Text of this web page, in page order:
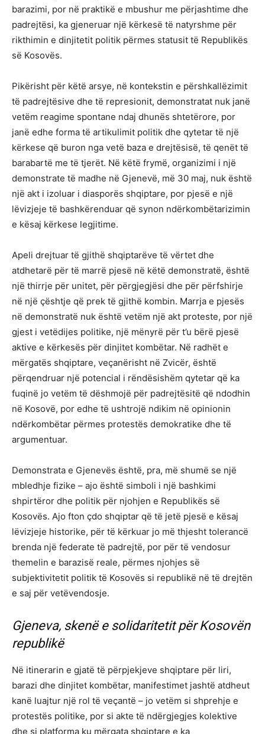
barazimi, por në praktikë e mbushur me përjashtime dhe
padrejtësi, ka gjeneruar një kërkesë të natyrshme për
rikthimin e dinjitetit politik përmes statusit të Republikës
së Kosovës.
Pikërisht për këtë arsye, në kontekstin e përshkallëzimit
të padrejtësive dhe të represionit, demonstratat nuk janë
vetëm reagime spontane ndaj dhunës shtetërore, por
janë edhe forma të artikulimit politik dhe qytetar të një
kërkese që buron nga vetë baza e drejtësisë, të qenët të
barabartë me të tjerët. Në këtë frymë, organizimi i një
demonstrate të madhe në Gjenevë, më 30 maj, nuk është
një akt i izoluar i diasporës shqiptare, por pjesë e një
lëvizjeje të bashkërenduar që synon ndërkombëtarizimin
e kësaj kërkese legjitime.
Apeli drejtuar të gjithë shqiptarëve të vërtet dhe
atdhetarë për të marrë pjesë në këtë demonstratë, është
një thirrje për unitet, për përgjegjësi dhe për përfshirje
në një çështje që prek të gjithë kombin. Marrja e pjesës
në demonstratë nuk është vetëm një akt proteste, por një
gjest i vetëdijes politike, një mënyrë për t’u bërë pjesë
aktive e kërkesës për dinjitet kombëtar. Në radhët e
mërgatës shqiptare, veçanërisht në Zvicër, është
përqendruar një potencial i rëndësishëm qytetar që ka
fuqinë jo vetëm të dëshmojë për padrejtësitë që ndodhin
në Kosovë, por edhe të ushtrojë ndikim në opinionin
ndërkombëtar përmes protestës demokratike dhe të
argumentuar.
Demonstrata e Gjenevës është, pra, më shumë se një
mbledhje fizike – ajo është simboli i një bashkimi
shpirtëror dhe politik për njohjen e Republikës së
Kosovës. Ajo fton çdo shqiptar që të jetë pjesë e kësaj
lëvizjeje historike, për të kërkuar jo më thjesht tolerancë
brenda një federate të padrejtë, por për të vendosur
themelin e barazisë reale, përmes njohjes së
subjektivitetit politik të Kosovës si republikë në të drejtën
e saj për vetëvendosje.
Gjeneva, skenë e solidaritetit për Kosovën
republikë
Në itinerarin e gjatë të përpjekjeve shqiptare për liri,
barazi dhe dinjitet kombëtar, manifestimet jashtë atdheut
kanë luajtur një rol të veçantë – jo vetëm si shprehje e
protestës politike, por si akte të ndërgjegjes kolektive
dhe si platforma ku mërgata shqiptare e ka